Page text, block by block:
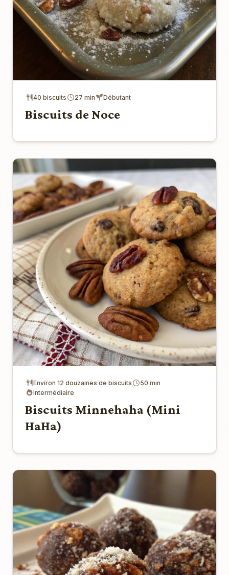
40 biscuits 27 min Débutant
Biscuits de Noce
Environ 12 douzaines de biscuits
50 min
Intermédiaire
Biscuits Minnehaha (Mini
HaHa)